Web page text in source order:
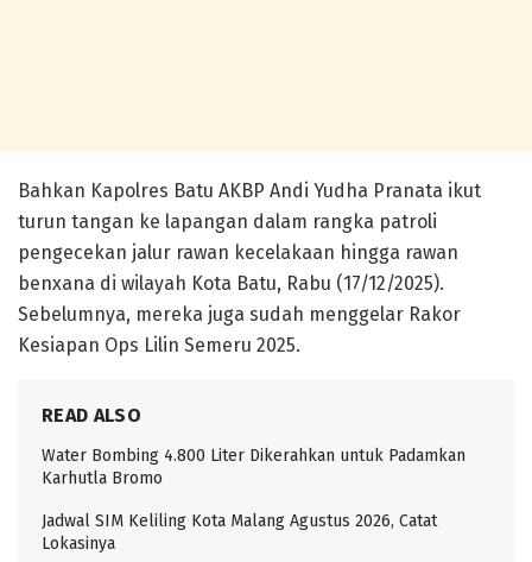
Bahkan Kapolres Batu AKBP Andi Yudha Pranata ikut
turun tangan ke lapangan dalam rangka patroli
pengecekan jalur rawan kecelakaan hingga rawan
benxana di wilayah Kota Batu, Rabu (17/12/2025).
Sebelumnya, mereka juga sudah menggelar Rakor
Kesiapan Ops Lilin Semeru 2025.
READ ALSO
Water Bombing 4.800 Liter Dikerahkan untuk Padamkan
Karhutla Bromo
Jadwal SIM Keliling Kota Malang Agustus 2026, Catat
Lokasinya